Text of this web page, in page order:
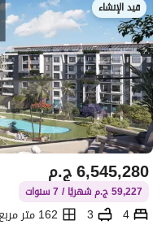
قيد الإنشاء
ج.م6,545,280
59,227 ج.م شهريًا / 7 سنوات
4
3
162 متر مربع